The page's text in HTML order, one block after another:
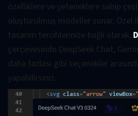
özelliklere ve yeteneklere sahip
oluşturulmuş modeller sunar. Özel
tasarım tercihlerinize bağlı olarak,
çerçevesinde DeepSeek Chat,
daha fazlası gibi seçenekler
yapabilirsiniz.